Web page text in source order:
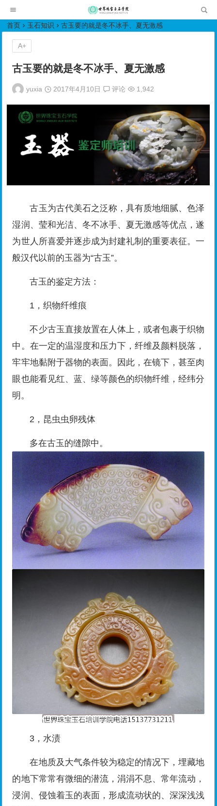
首页 玉石知识 古玉要的就是冬不冰手、夏无激感
古玉要的就是冬不冰手、夏无激感
yuxia 2017年4月10日 评论 1,942
古玉为古代美石之泛称，具有质地细腻、色泽
湿润、莹和光洁、冬不冰手、夏无激感等优点，遂
为世人所喜爱并逐步成为封建礼制的重要表征。一
般汉代以前的玉器为“古玉”。
古玉的鉴定方法：
1，织物纤维痕
不少古玉直接放置在人体上，或者包裹于织物
中。在一定的温湿度和压力下，纤维及颜料脱落，
牢牢地黏附于器物的表面。因此，在镜下，甚至肉
眼也能看见红、蓝、绿等颜色的织物纤维，经纬分
明。
2，昆虫虫卵残体
多在古玉的缝隙中。
3，水渍
在地质及大气条件较为稳定的情况下，埋藏地
的地下常常有微细的潜流，涓涓不息、常年流动，
浸润、侵蚀着玉的表面，形成流动状的、深深浅浅
A+